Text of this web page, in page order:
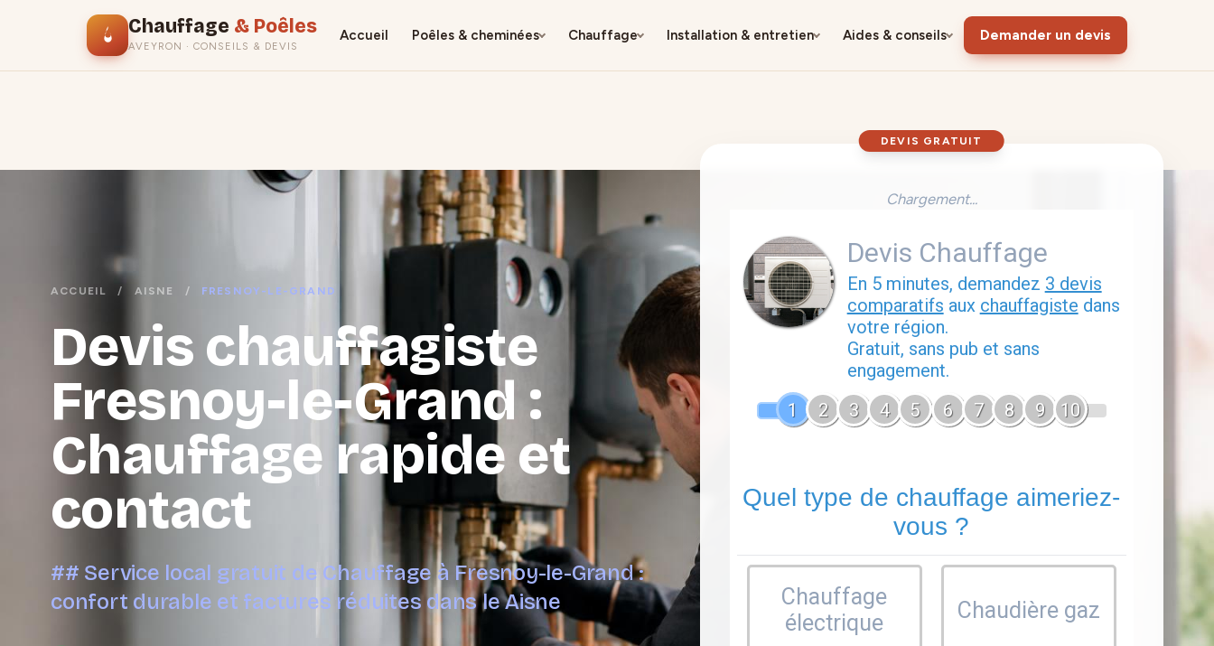
Chauffage & Poêles
AVEYRON · CONSEILS & DEVIS
Accueil Poêles & cheminées Chauffage Installation & entretien Aides & conseils Demander un devis
ACCUEIL / AISNE / FRESNOY-LE-GRAND
Devis chauffagiste
Fresnoy-le-Grand :
Chauffage rapide et
contact
## Service local gratuit de Chauffage à Fresnoy-le-Grand :
confort durable et factures réduites dans le Aisne
DEVIS GRATUIT
Chargement...
Devis Chauffage
En 5 minutes, demandez 3 devis
comparatifs aux chauffagiste dans
votre région.
Gratuit, sans pub et sans
engagement.
1
2 3 4 5 6 7 8 9 10
Quel type de chauffage aimeriez-
vous ?
Chauffage
électrique
Chaudière gaz